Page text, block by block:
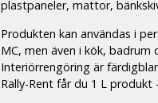
plastpaneler, mattor,
Produkten kan användas i
MC, men även i kök, badrum
Interiörrengöring är
Rally-Rent får du 1 L produkt